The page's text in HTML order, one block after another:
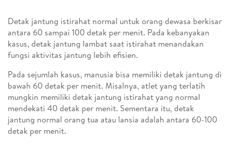
Detak jantung istirahat normal untuk orang dewasa berkisar
antara 60 sampai 100 detak per menit. Pada kebanyakan
kasus, detak jantung lambat saat istirahat menandakan
fungsi aktivitas jantung lebih efisien.
Pada sejumlah kasus, manusia bisa memiliki detak jantung di
bawah 60 detak per menit. Misalnya, atlet yang terlatih
mungkin memiliki detak jantung istirahat yang normal
mendekati 40 detak per menit. Sementara itu, detak
jantung normal orang tua atau lansia adalah antara 60-100
detak per menit.